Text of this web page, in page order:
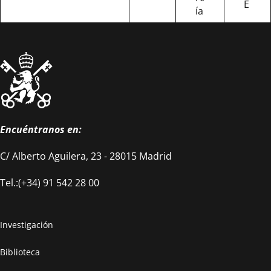
ía
E
Encuéntranos en:
C/ Alberto Aguilera, 23 - 28015 Madrid
Tel.:(+34) 91 542 28 00
Investigación
Biblioteca